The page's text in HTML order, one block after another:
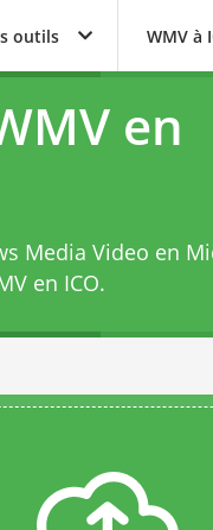
outils WMV à
en
Media Video en
en ICO.